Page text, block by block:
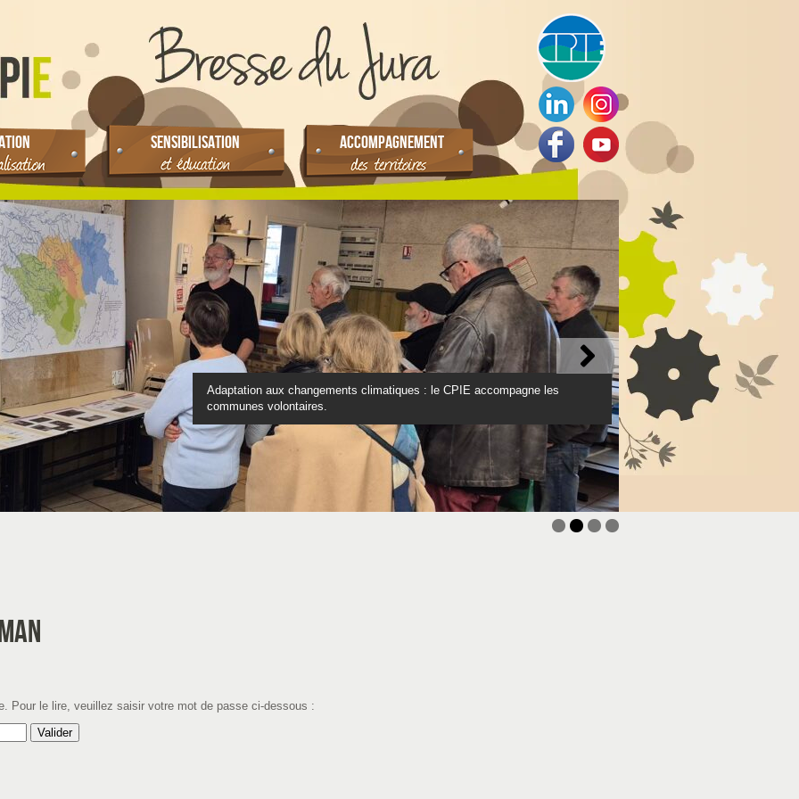
SENSIBILISATION ACCOMPAGNEMENT
Tu as entre 12 et 17 ans ? Rejoins le secteur ado à Sellières !
Adaptation aux changements climatiques : le CPIE accompagne les
communes volontaires.
Découvrez nos programmes scolaires d'éducation à l'environnement !
Feuilletez le catalogue de formations 2026
Pour le lire, veuillez saisir votre mot de passe ci-dessous :